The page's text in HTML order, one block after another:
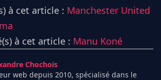
à cet article : Manchester United
à cet article : Manu Koné
Chochois
web depuis 2010, spécialisé dans le